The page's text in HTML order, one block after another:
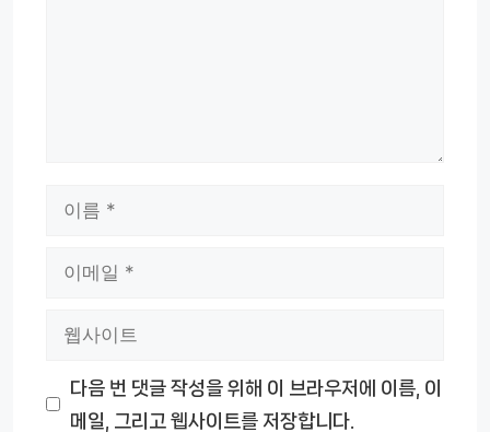
다음 번 댓글 작성을 위해 이 브라우저에 이름, 이
메일, 그리고 웹사이트를 저장합니다.